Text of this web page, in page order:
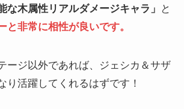
な木属性リアルダメージキャラ」
と
と非常に相性が良いです。
ージ以外であれば、ジェシカ＆サザ
り活躍してくれるはずです！